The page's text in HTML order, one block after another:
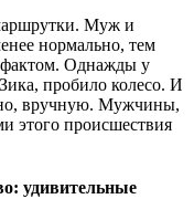
Муж и
нормально, тем
фактом. Однажды у
пробило колесо. И
вручную. Мужчины,
этого происшествия
удивительные